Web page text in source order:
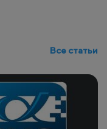
Все статьи